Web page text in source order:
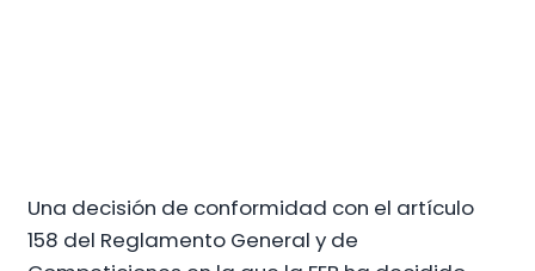
Una decisión de conformidad con el artículo
158 del Reglamento General y de